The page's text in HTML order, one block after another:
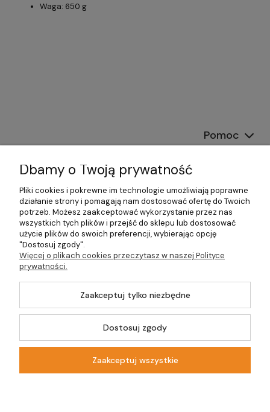
Waga: 650 g
Pomoc
Moje konto
Gwarancja i zwroty
O firmie
©2026 Wszelkie Prawa Zastrzeżone | DOM-OGRÓD-HOBBY.PL
Dbamy o Twoją prywatność
Pliki cookies i pokrewne im technologie umożliwiają poprawne
działanie strony i pomagają nam dostosować ofertę do Twoich
potrzeb. Możesz zaakceptować wykorzystanie przez nas
wszystkich tych plików i przejść do sklepu lub dostosować
użycie plików do swoich preferencji, wybierając opcję
"Dostosuj zgody".
Więcej o plikach cookies przeczytasz w naszej Polityce
prywatności.
Zaakceptuj tylko niezbędne
Dostosuj zgody
Zaakceptuj wszystkie